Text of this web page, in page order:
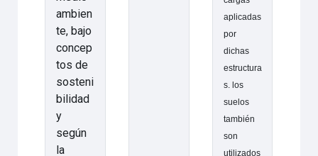
ambien
te, bajo
concep
tos de
sosteni
bilidad
y
según
la
aplicadas
por
dichas
estructura
s. los
suelos
también
son
utilizados